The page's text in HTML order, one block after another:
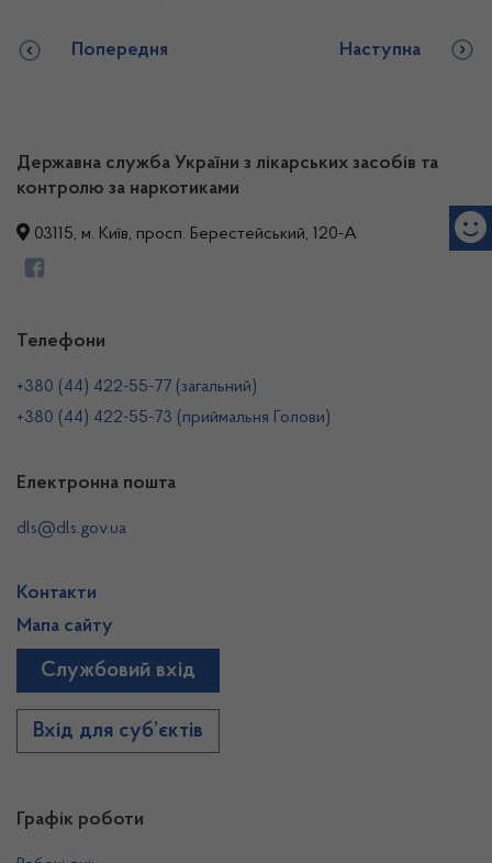
Попередня Наступна
Державна служба України з лікарських засобів та
контролю за наркотиками
03115, м. Київ, просп. Берестейський, 120-А
Графік роботи
Телефони
+380 (44) 422-55-77 (загальний)
+380 (44) 422-55-73 (приймальня Голови)
Електронна пошта
dls@dls.gov.ua
Контакти
Мапа сайту
Службовий вхід
Вхід для суб’єктів